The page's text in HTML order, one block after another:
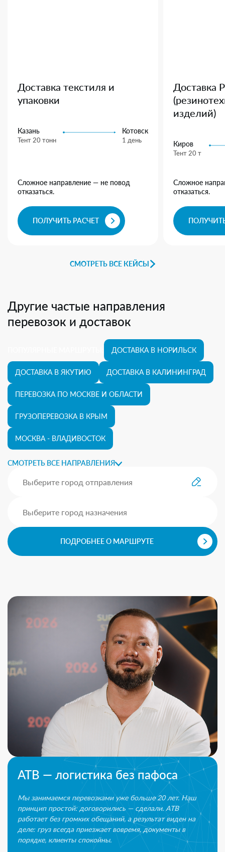
СМОТРЕТЬ ВСЕ КЕЙСЫ
Доставка текстиля и
упаковки
Казань
Тент 20 тонн
Котовск
1 день
Сложное направление — не повод
отказаться.
ПОЛУЧИТЬ РАСЧЕТ
Доставка
изделий)
Киров
Тент 20 т
Сложное
отказаться.
Другие частые направления
перевозок и доставок
ПОДРОБНЕЕ О МАРШРУТЕ
ДОСТАВКА В НОРИЛЬСК
ДОСТАВКА В ЯКУТИЮ ДОСТАВКА В КАЛИНИНГРАД
ПЕРЕВОЗКА ПО МОСКВЕ И ОБЛАСТИ
ГРУЗОПЕРЕВОЗКА В КРЫМ
МОСКВА - ВЛАДИВОСТОК
СМОТРЕТЬ ВСЕ НАПРАВЛЕНИЯ
ATB — логистика без пафоса
Мы занимаемся перевозками уже больше 20 лет. Наш
принцип простой: договорились — сделали. ATB
работает без громких обещаний, а результат виден на
деле: груз всегда приезжает вовремя, документы в
порядке, клиенты спокойны.